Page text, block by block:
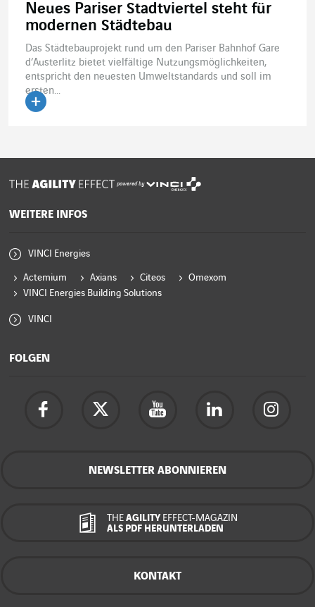
Neues Pariser Stadtviertel steht für
modernen Städtebau
Das Städtebauprojekt rund um den Pariser Bahnhof Gare
d‘Austerlitz bietet vielfältige Nutzungsmöglichkeiten,
entspricht den neuesten Umweltstandards und soll im
ersten...
powered by
WEITERE INFOS
VINCI Energies
Actemium Axians Citeos
Omexom
VINCI Energies Building Solutions
VINCI
FOLGEN
NEWSLETTER ABONNIEREN
THE AGILITY EFFECT-MAGAZIN
ALS PDF HERUNTERLADEN
KONTAKT